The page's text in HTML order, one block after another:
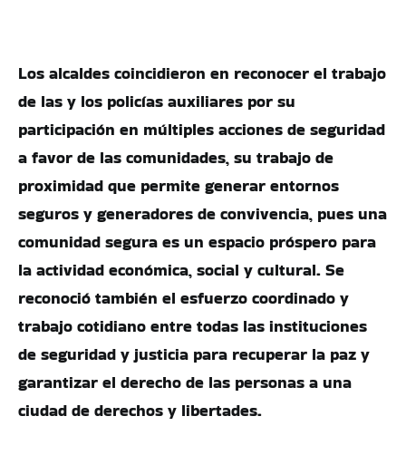
Los alcaldes coincidieron en reconocer el trabajo
de las y los policías auxiliares por su
participación en múltiples acciones de seguridad
a favor de las comunidades, su trabajo de
proximidad que permite generar entornos
seguros y generadores de convivencia, pues una
comunidad segura es un espacio próspero para
la actividad económica, social y cultural. Se
reconoció también el esfuerzo coordinado y
trabajo cotidiano entre todas las instituciones
de seguridad y justicia para recuperar la paz y
garantizar el derecho de las personas a una
ciudad de derechos y libertades.